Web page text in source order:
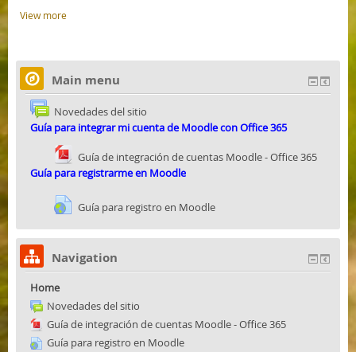
View more
Main menu
Novedades del sitio
Guía para integrar mi cuenta de Moodle con Office 365
Guía de integración de cuentas Moodle - Office 365
Guía para registrarme en Moodle
Guía para registro en Moodle
Navigation
Home
Novedades del sitio
Guía de integración de cuentas Moodle - Office 365
Guía para registro en Moodle